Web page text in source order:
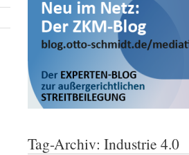
Tag-Archiv: Industrie 4.0